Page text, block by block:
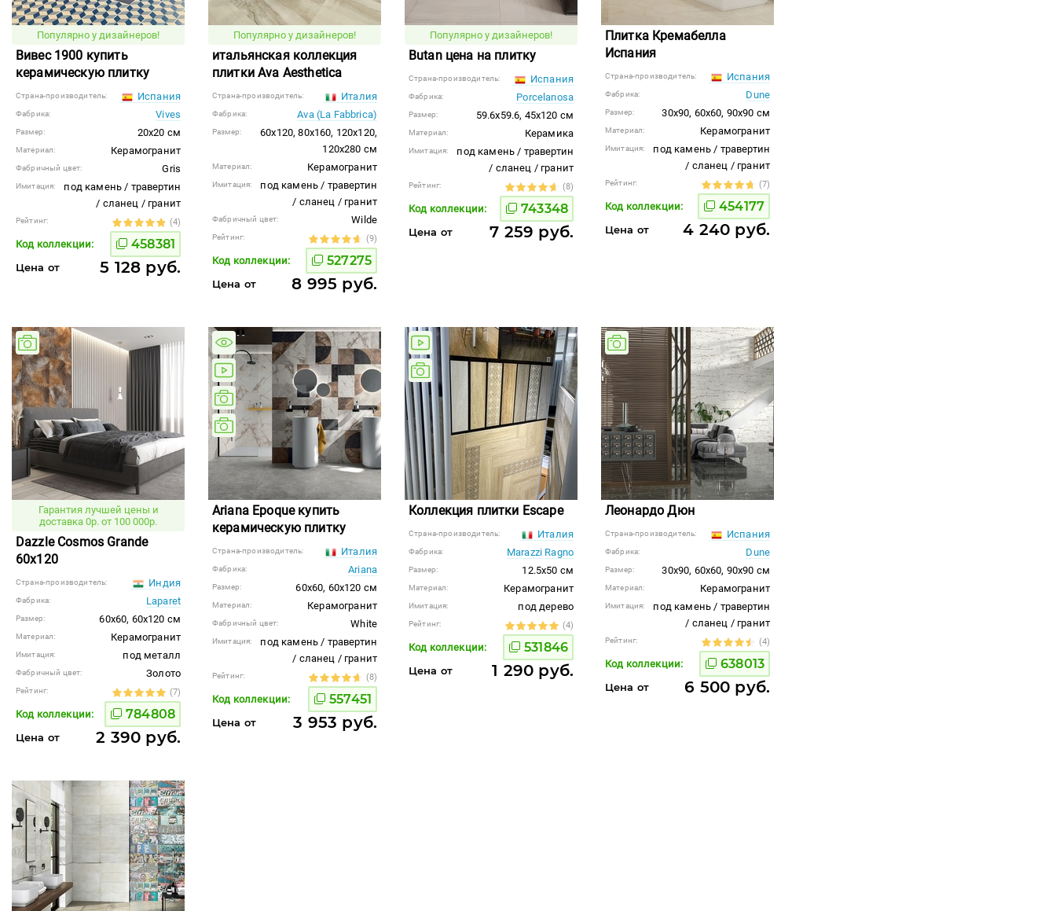
Популярно у дизайнеров!
Вивес 1900 купить
керамическую плитку
Страна-производитель: Испания
Фабрика: Vives
Размер: 20x20 см
Материал: Керамогранит
Фабричный цвет: Gris
Имитация:
под камень / травертин
/ сланец / гранит
Рейтинг: (4)
Код коллекции: 458381
Цена от 5 128 руб.
Популярно у дизайнеров!
итальянская коллекция
плитки Ava Aesthetica
Страна-производитель: Италия
Фабрика: Ava (La Fabbrica)
Размер:
60x120, 80x160, 120x120,
120x280 см
Материал: Керамогранит
Имитация:
под камень / травертин
/ сланец / гранит
Фабричный цвет: Wilde
Рейтинг: (9)
Код коллекции: 527275
Цена от 8 995 руб.
Популярно у дизайнеров!
Butan цена на плитку
Страна-производитель: Испания
Фабрика: Porcelanosa
Размер: 59.6x59.6, 45x120 см
Материал: Керамика
Имитация:
под камень / травертин
/ сланец / гранит
Рейтинг: (8)
Код коллекции: 743348
Цена от 7 259 руб.
Плитка Кремабелла
Испания
Страна-производитель: Испания
Фабрика: Dune
Размер: 30x90, 60x60, 90x90 см
Материал: Керамогранит
Имитация:
под камень / травертин
/ сланец / гранит
Рейтинг: (7)
Код коллекции: 454177
Цена от 4 240 руб.
Гарантия лучшей цены и
доставка 0р. от 100 000р.
Dazzle Cosmos Grande
60x120
Страна-производитель: Индия
Фабрика: Laparet
Размер: 60x60, 60x120 см
Материал: Керамогранит
Имитация: под металл
Фабричный цвет: Золото
Рейтинг: (7)
Код коллекции: 784808
Цена от 2 390 руб.
Ariana Epoque купить
керамическую плитку
Страна-производитель: Италия
Фабрика: Ariana
Размер: 60x60, 60x120 см
Материал: Керамогранит
Фабричный цвет: White
Имитация:
под камень / травертин
/ сланец / гранит
Рейтинг: (8)
Код коллекции: 557451
Цена от 3 953 руб.
Коллекция плитки Escape
Страна-производитель: Италия
Фабрика: Marazzi Ragno
Размер: 12.5x50 см
Материал: Керамогранит
Имитация: под дерево
Рейтинг: (4)
Код коллекции: 531846
Цена от 1 290 руб.
Леонардо Дюн
Страна-производитель: Испания
Фабрика: Dune
Размер: 30x90, 60x60, 90x90 см
Материал: Керамогранит
Имитация:
под камень / травертин
/ сланец / гранит
Рейтинг: (4)
Код коллекции: 638013
Цена от 6 500 руб.